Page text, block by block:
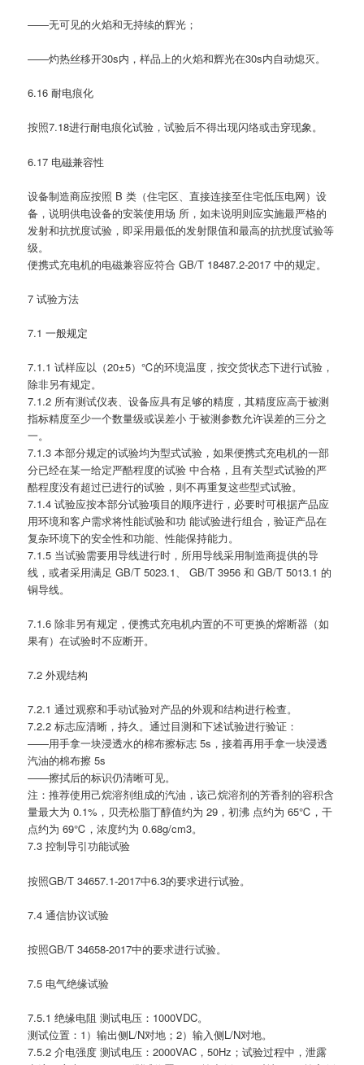
——无可见的火焰和无持续的辉光；
——灼热丝移开30s内，样品上的火焰和辉光在30s内自动熄灭。
6.16 耐电痕化
按照7.18进行耐电痕化试验，试验后不得出现闪络或击穿现象。
6.17 电磁兼容性
设备制造商应按照 B 类（住宅区、直接连接至住宅低压电网）设
备，说明供电设备的安装使用场 所，如未说明则应实施最严格的
发射和抗扰度试验，即采用最低的发射限值和最高的抗扰度试验等
级。
便携式充电机的电磁兼容应符合 GB/T 18487.2-2017 中的规定。
7 试验方法
7.1 一般规定
7.1.1 试样应以（20±5）℃的环境温度，按交货状态下进行试验，
除非另有规定。
7.1.2 所有测试仪表、设备应具有足够的精度，其精度应高于被测
指标精度至少一个数量级或误差小 于被测参数允许误差的三分之
一。
7.1.3 本部分规定的试验均为型式试验，如果便携式充电机的一部
分已经在某一给定严酷程度的试验 中合格，且有关型式试验的严
酷程度没有超过已进行的试验，则不再重复这些型式试验。
7.1.4 试验应按本部分试验项目的顺序进行，必要时可根据产品应
用环境和客户需求将性能试验和功 能试验进行组合，验证产品在
复杂环境下的安全性和功能、性能保持能力。
7.1.5 当试验需要用导线进行时，所用导线采用制造商提供的导
线，或者采用满足 GB/T 5023.1、 GB/T 3956 和 GB/T 5013.1 的
铜导线。
7.1.6 除非另有规定，便携式充电机内置的不可更换的熔断器（如
果有）在试验时不应断开。
7.2 外观结构
7.2.1 通过观察和手动试验对产品的外观和结构进行检查。
7.2.2 标志应清晰，持久。通过目测和下述试验进行验证：
——用手拿一块浸透水的棉布擦标志 5s，接着再用手拿一块浸透
汽油的棉布擦 5s
——擦拭后的标识仍清晰可见。
注：推荐使用己烷溶剂组成的汽油，该己烷溶剂的芳香剂的容积含
量最大为 0.1%，贝壳松脂丁醇值约为 29，初沸 点约为 65℃，干
点约为 69℃，浓度约为 0.68g/cm3。
7.3 控制导引功能试验
按照GB/T 34657.1-2017中6.3的要求进行试验。
7.4 通信协议试验
按照GB/T 34658-2017中的要求进行试验。
7.5 电气绝缘试验
7.5.1 绝缘电阻 测试电压：1000VDC。
测试位置：1）输出侧L/N对地；2）输入侧L/N对地。
7.5.2 介电强度 测试电压：2000VAC，50Hz；试验过程中，泄露